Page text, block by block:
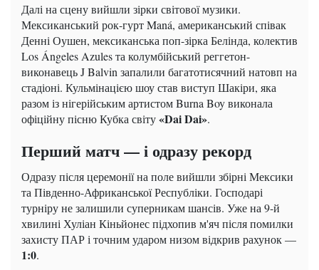
Далі на сцену вийшли зірки світової музики.
Мексиканський рок-гурт Maná, американський співак
Денні Оушен, мексиканська поп-зірка Белінда, колектив
Los Ángeles Azules та колумбійський реггетон-
виконавець J Balvin запалили багатотисячний натовп на
стадіоні. Кульмінацією шоу став виступ Шакіри, яка
разом із нігерійським артистом Burna Boy виконала
офіційну пісню Кубка світу«Dai Dai».
Перший матч — і одразу рекорд
Одразу після церемонії на поле вийшли збірні Мексики
та Південно-Африканської Республіки. Господарі
турніру не залишили суперникам шансів. Уже на 9-й
хвилині Хуліан Кіньйонес підхопив м'яч після помилки
захисту ПАР і точним ударом низом відкрив рахунок —
1:0.